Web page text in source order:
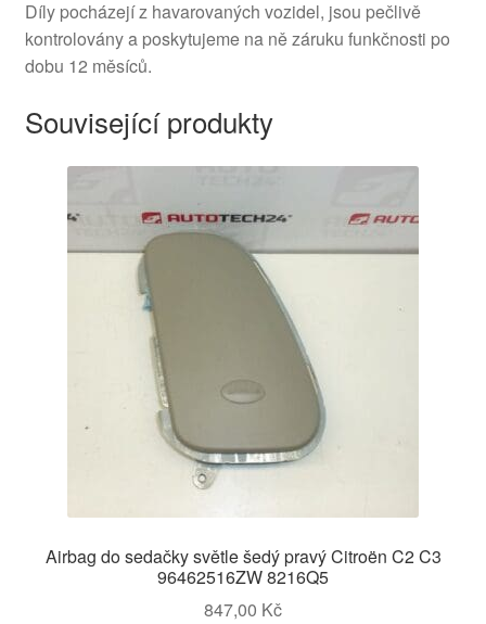
Díly pocházejí z havarovaných vozidel, jsou pečlivě
kontrolovány a poskytujeme na ně záruku funkčnosti po
dobu 12 měsíců.
Související produkty
Airbag do sedačky světle šedý pravý Citroën C2 C3
96462516ZW 8216Q5
847,00 Kč